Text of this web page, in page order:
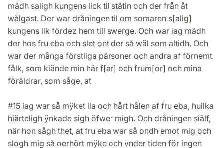
mädh saligh kungens lick til stätin och der från åt
wålgast. Der war dråningen til om somaren s[alig]
kungens lik fördez hem till swerge. Och war iag mädh
der hos fru eba och slet ont der så wäl som altidh. Och
war der många förstliga pärsoner och andra af förnemt
fålk, som kiände min här f[ar] och frum[or] och mina
föräldrar, som såge, at
#15 iag war så mÿket ila och hårt hålen af fru eba, huilka
hiärteligh ÿnkade sigh öfwer migh. Och dråningen siälf,
när hon sågh thet, at fru eba war så ondh emot mig och
slogh mig så oerhört mÿke och vnder tiden för ingen